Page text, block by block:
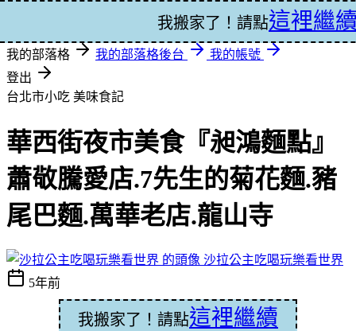
我的部落格 我的部落格後台
我的帳號
登出
台北市小吃 美味食記
華西街夜市美食『昶鴻麵點』
蕭敬騰愛店.7先生的菊花麵.豬
尾巴麵.萬華老店.龍山寺
沙拉公主吃喝玩樂看世界
5年前
我搬家了！請點這裡繼續
我搬家了！請點這裡繼